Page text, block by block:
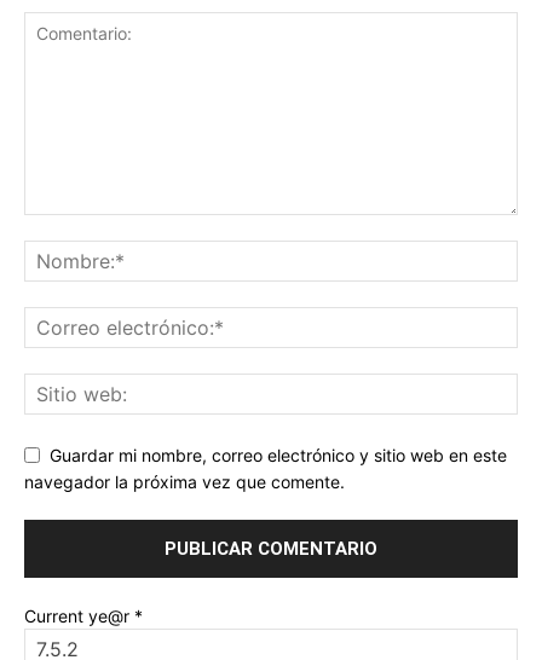
Guardar mi nombre, correo electrónico y sitio web en este
navegador la próxima vez que comente.
Current ye@r *